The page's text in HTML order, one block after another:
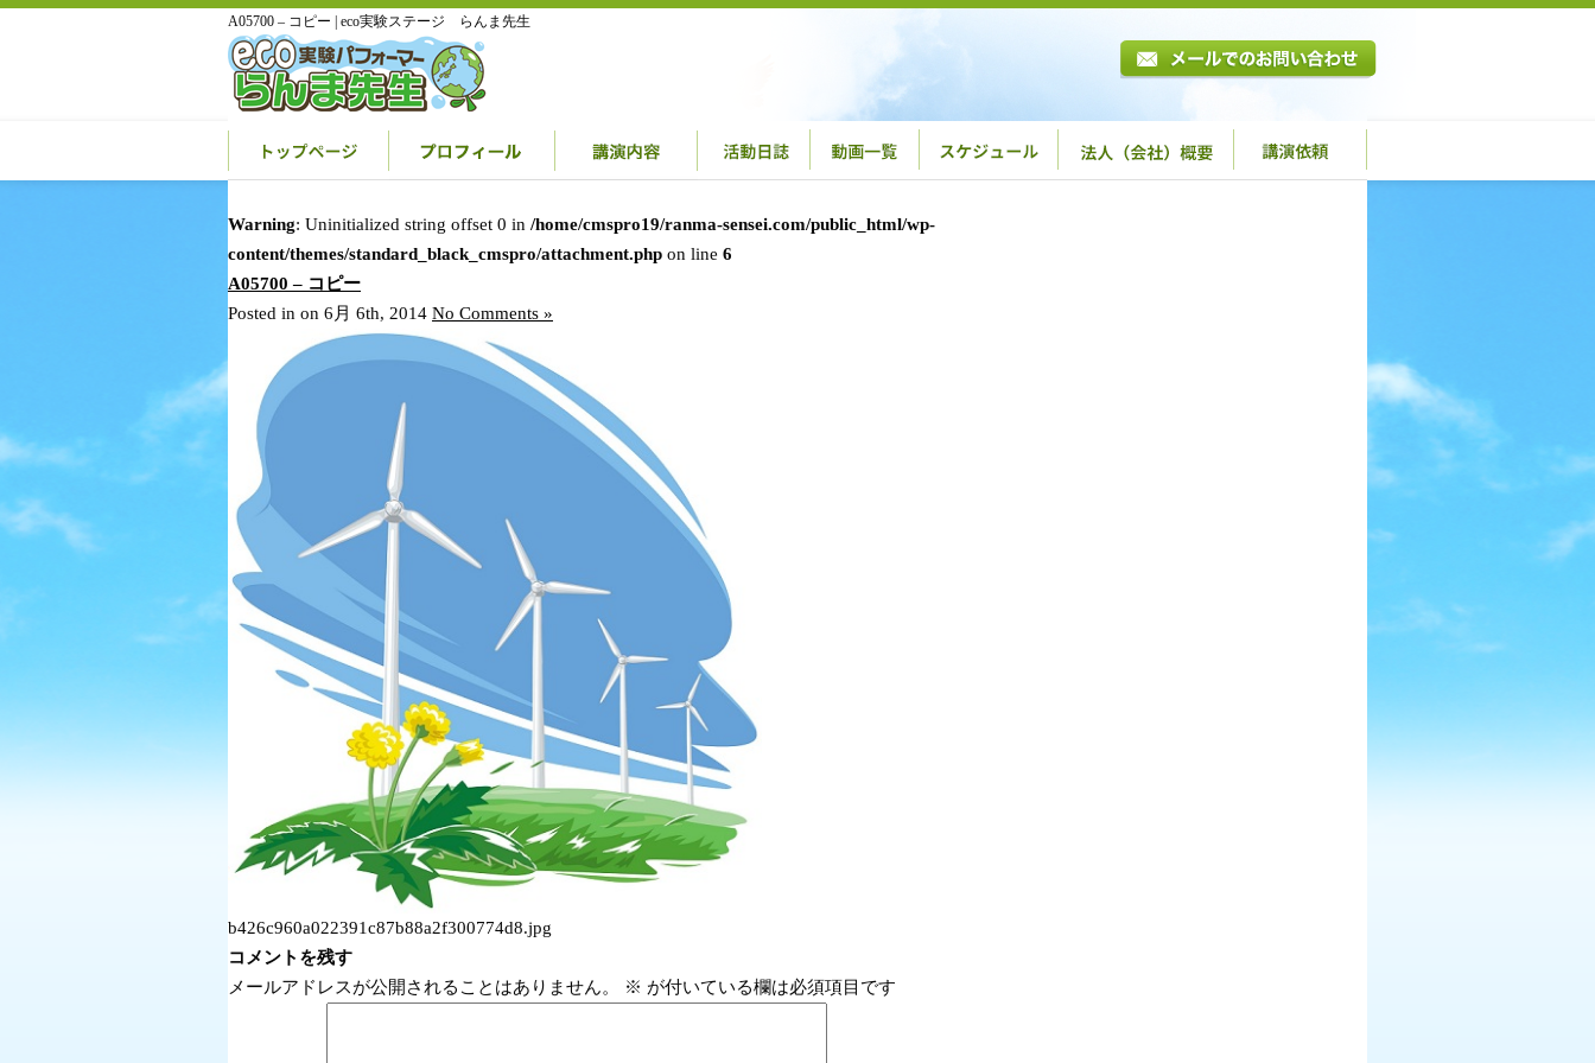
A05700 – コピー | eco実験ステージ らんま先生
Warning: Uninitialized string offset 0 in /home/cmspro19/ranma-sensei.com/public_html/wp-
content/themes/standard_black_cmspro/attachment.php on line 6
A05700 – コピー
Posted in on 6月 6th, 2014 No Comments »
b426c960a022391c87b88a2f300774d8.jpg
コメントを残す
メールアドレスが公開されることはありません。
※ が付いている欄は必須項目です